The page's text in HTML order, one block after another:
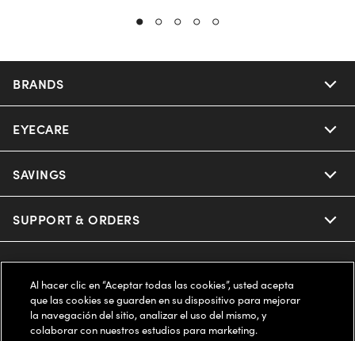
BRANDS
Nuance Audio
Ray-Ban
Oakley
Oakley Meta
Miu Miu
EYECARE
Our Eyeglasses
Our Sunglasses
Our Contact Lenses
Ray-Ban | Meta
SAVINGS
Offers & Discount
Insurance
FSA & HSA
SUPPORT & ORDERS
Help Center
Online Order Status
LEGAL
Privacy Policy
COMPANY INFO
Al hacer clic en “Aceptar todas las cookies”, usted acepta
que las cookies se guarden en su dispositivo para mejorar
la navegación del sitio, analizar el uso del mismo, y
colaborar con nuestros estudios para marketing.